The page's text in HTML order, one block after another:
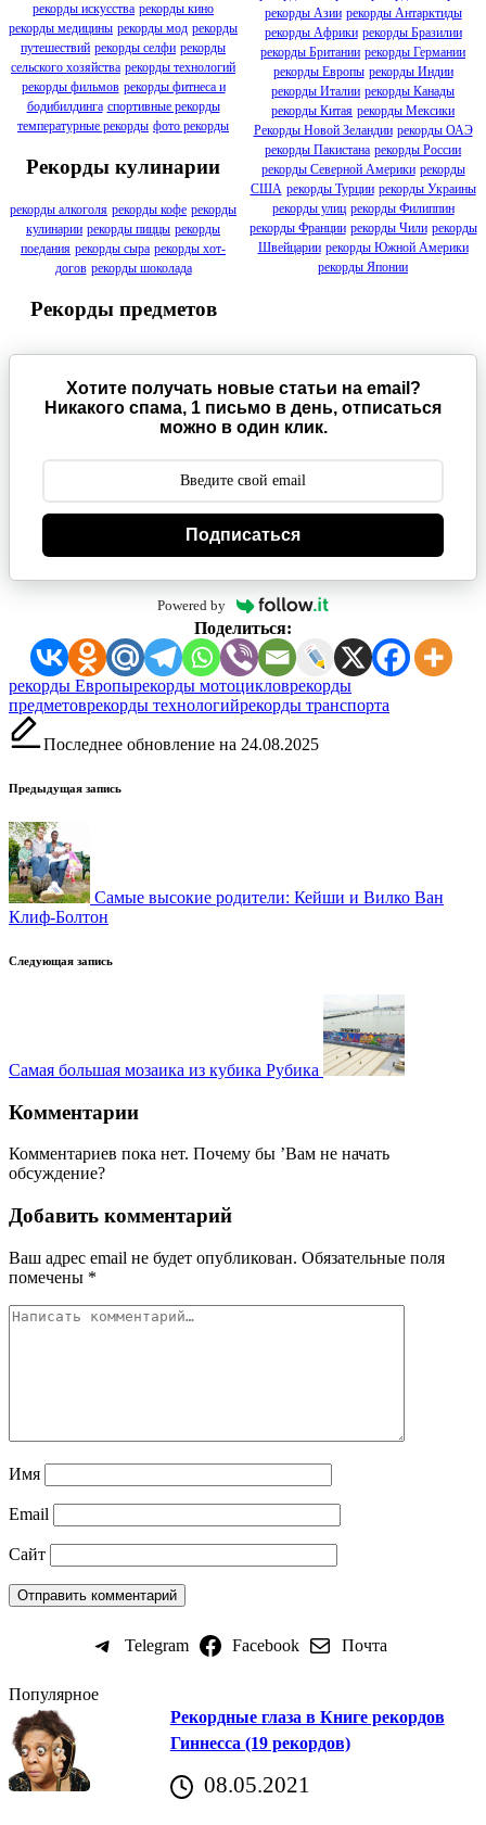
рекорды искусства рекорды кино
рекорды медицины рекорды мод рекорды
путешествий рекорды селфи рекорды
сельского хозяйства рекорды технологий
рекорды фильмов рекорды фитнеса и
бодибилдинга спортивные рекорды
температурные рекорды фото рекорды
Рекорды кулинарии
рекорды алкоголя рекорды кофе рекорды
кулинарии рекорды пиццы рекорды
поедания рекорды сыра рекорды хот-
догов рекорды шоколада
Рекорды предметов
рекорды Азии рекорды Антарктиды
рекорды Африки рекорды Бразилии
рекорды Британии рекорды Германии
рекорды Европы рекорды Индии
рекорды Италии рекорды Канады
рекорды Китая рекорды Мексики
Рекорды Новой Зеландии рекорды ОАЭ
рекорды Пакистана рекорды России
рекорды Северной Америки рекорды
США рекорды Турции рекорды Украины
рекорды улиц рекорды Филиппин
рекорды Франции рекорды Чили рекорды
Швейцарии рекорды Южной Америки
рекорды Японии
Хотите получать новые статьи на email?
Никакого спама, 1 письмо в день, отписаться
можно в один клик.
Подписаться
Powered by
Поделиться:
Метки:
рекорды Европырекорды мотоцикловрекорды
предметоврекорды технологийрекорды транспорта
Последнее обновление на 24.08.2025
Навигация
записи
Предыдущая запись
Самые высокие родители: Кейши и Вилко Ван
Клиф-Болтон
Следующая запись
Самая большая мозаика из кубика Рубика
Комментарии
Комментариев пока нет. Почему бы ’Вам не начать
обсуждение?
Добавить комментарий
Ваш адрес email не будет опубликован. Обязательные поля
помечены *
Имя
Email
Сайт
Telegram Facebook Почта
Популярное
Рекордные глаза в Книге рекордов
Гиннесса (19 рекордов)
08.05.2021